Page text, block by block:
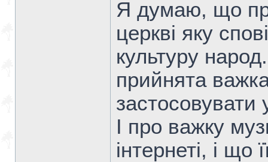
Я думаю, що
церкві яку
культуру
прийнята
застосовувати
І про важку
інтернеті, і що